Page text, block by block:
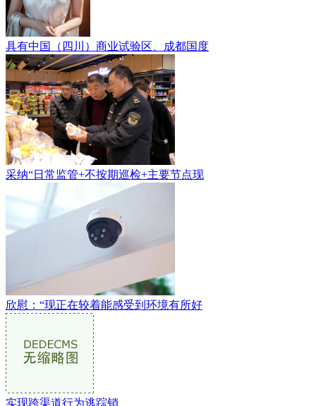
具有中国（四川）商业试验区、成都国度
采纳“日常监管+不按期巡检+主要节点现
欣慰：“现正在较着能感受到环境有所好
实现跨渠道行为逃踪销